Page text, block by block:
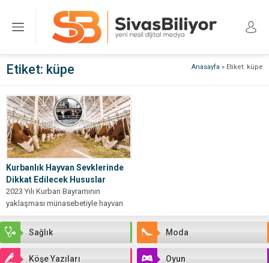
Anasayfa » Etiket: küpe
Etiket: küpe
Kurbanlık Hayvan Sevklerinde
Dikkat Edilecek Hususlar
2023 Yılı Kurban Bayramının
yaklaşması münasebetiyle hayvan
hareketleri her geçen gün
yoğunlaşıyor. Bulaşıcı hayvan
hastalıklarının...
Sağlık Moda
Köşe Yazıları Oyun